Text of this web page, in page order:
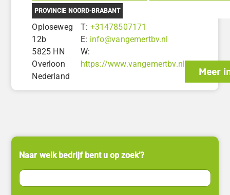
PROVINCIE NOORD-BRABANT
Oploseweg
12b
5825 HN
Overloon
Nederland
T: +31478507171
E: info@vangemertbv.nl
W:
https://www.vangemertbv.nl
Meer
Naar welk bedrijf bent u op zoek’?